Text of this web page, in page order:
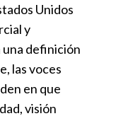
Unidos
y
definición
las voces
en que
visión